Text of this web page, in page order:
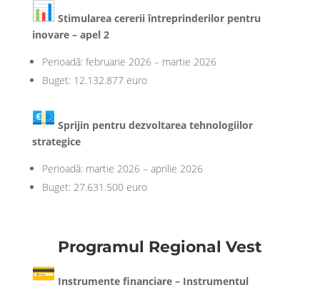
Stimularea cererii întreprinderilor pentru
inovare – apel 2
Perioadă: februarie 2026 – martie 2026
Buget: 12.132.877 euro
Sprijin pentru dezvoltarea tehnologiilor
strategice
Perioadă: martie 2026 – aprilie 2026
Buget: 27.631.500 euro
Programul Regional Vest
Instrumente financiare – Instrumentul